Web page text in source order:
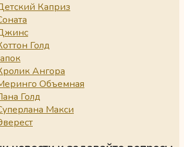
Каприз
Голд
Ангора
Объемная
Голд
Макси